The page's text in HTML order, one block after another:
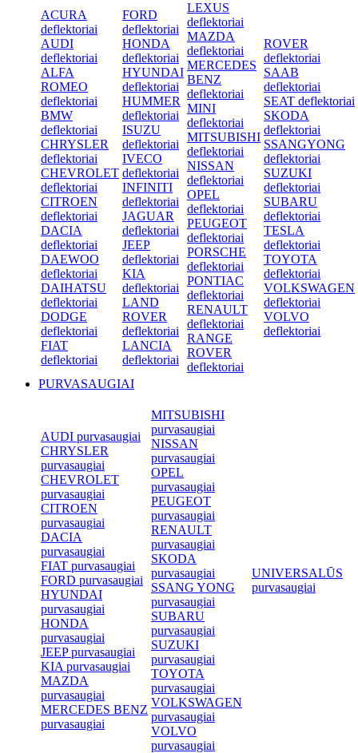
ACURA
deflektoriai
AUDI
deflektoriai
ALFA
ROMEO
deflektoriai
BMW
deflektoriai
CHRYSLER
deflektoriai
CHEVROLET
deflektoriai
CITROEN
deflektoriai
DACIA
deflektoriai
DAEWOO
deflektoriai
DAIHATSU
deflektoriai
DODGE
deflektoriai
FIAT
deflektoriai
FORD
deflektoriai
HONDA
deflektoriai
HYUNDAI
deflektoriai
HUMMER
deflektoriai
ISUZU
deflektoriai
IVECO
deflektoriai
INFINITI
deflektoriai
JAGUAR
deflektoriai
JEEP
deflektoriai
KIA
deflektoriai
LAND
ROVER
deflektoriai
LANCIA
deflektoriai
LEXUS
deflektoriai
MAZDA
deflektoriai
MERCEDES
BENZ
deflektoriai
MINI
deflektoriai
MITSUBISHI
deflektoriai
NISSAN
deflektoriai
OPEL
deflektoriai
PEUGEOT
deflektoriai
PORSCHE
deflektoriai
PONTIAC
deflektoriai
RENAULT
deflektoriai
RANGE
ROVER
deflektoriai
ROVER
deflektoriai
SAAB
deflektoriai
SEAT deflektoriai
SKODA
deflektoriai
SSANGYONG
deflektoriai
SUZUKI
deflektoriai
SUBARU
deflektoriai
TESLA
deflektoriai
TOYOTA
deflektoriai
VOLKSWAGEN
deflektoriai
VOLVO
deflektoriai
PURVASAUGIAI
AUDI purvasaugiai
CHRYSLER
purvasaugiai
CHEVROLET
purvasaugiai
CITROEN
purvasaugiai
DACIA
purvasaugiai
FIAT purvasaugiai
FORD purvasaugiai
HYUNDAI
purvasaugiai
HONDA
purvasaugiai
JEEP purvasaugiai
KIA purvasaugiai
MAZDA
purvasaugiai
MERCEDES BENZ
purvasaugiai
MITSUBISHI
purvasaugiai
NISSAN
purvasaugiai
OPEL
purvasaugiai
PEUGEOT
purvasaugiai
RENAULT
purvasaugiai
SKODA
purvasaugiai
SSANG YONG
purvasaugiai
SUBARU
purvasaugiai
SUZUKI
purvasaugiai
TOYOTA
purvasaugiai
VOLKSWAGEN
purvasaugiai
VOLVO
purvasaugiai
UNIVERSALŪS
purvasaugiai